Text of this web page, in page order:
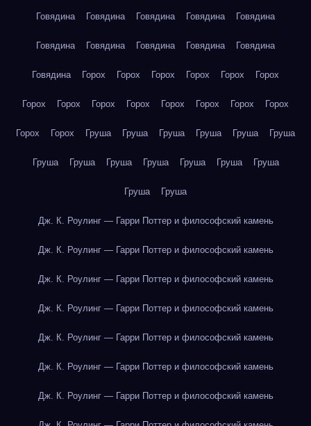
Говядина Говядина Говядина Говядина Говядина
Говядина Говядина Говядина Говядина Говядина
Говядина Горох Горох Горох Горох Горох Горох
Горох Горох Горох Горох Горох Горох Горох Горох
Горох Горох Груша Груша Груша Груша Груша Груша
Груша Груша Груша Груша Груша Груша Груша
Груша Груша
Дж. К. Роулинг — Гарри Поттер и философский камень
Дж. К. Роулинг — Гарри Поттер и философский камень
Дж. К. Роулинг — Гарри Поттер и философский камень
Дж. К. Роулинг — Гарри Поттер и философский камень
Дж. К. Роулинг — Гарри Поттер и философский камень
Дж. К. Роулинг — Гарри Поттер и философский камень
Дж. К. Роулинг — Гарри Поттер и философский камень